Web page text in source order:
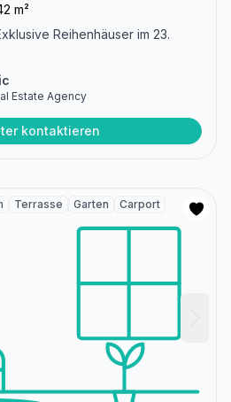
m²
Reihenhäuser im 23.
Estate Agency
kontaktieren
Terrasse Garten
Carport